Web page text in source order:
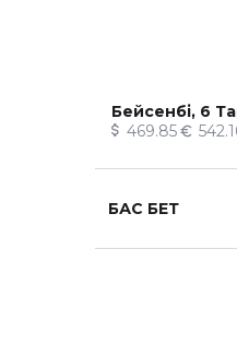
Бейсенбі, 6
469.85
БАС БЕТ